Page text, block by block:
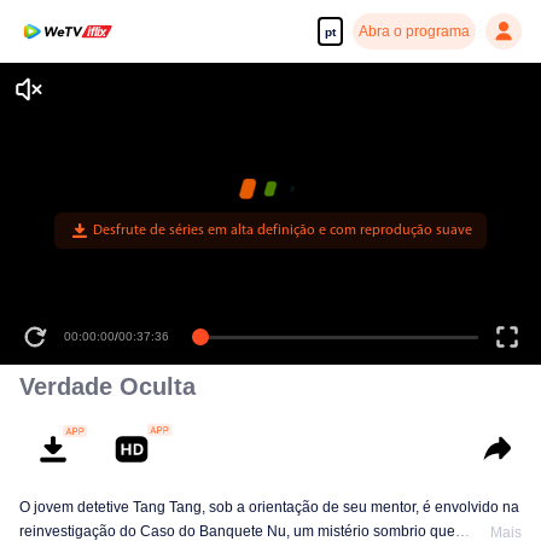
pt Abra o programa
Desfrute de séries em alta definição e com reprodução suave
00:00:00/00:37:36
Verdade Oculta
O jovem detetive Tang Tang, sob a orientação de seu mentor, é envolvido na
reinvestigação do Caso do Banquete Nu, um mistério sombrio que
Mais